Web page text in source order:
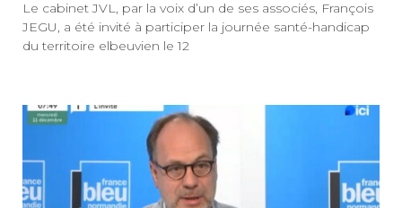
Le cabinet JVL, par la voix d’un de ses associés, François
JEGU, a été invité à participer la journée santé-handicap
du territoire elbeuvien le 12